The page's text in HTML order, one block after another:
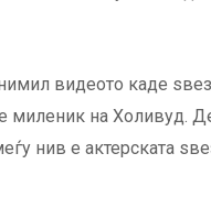
видеото каде
миленик на Холивуд.
нив е актерската